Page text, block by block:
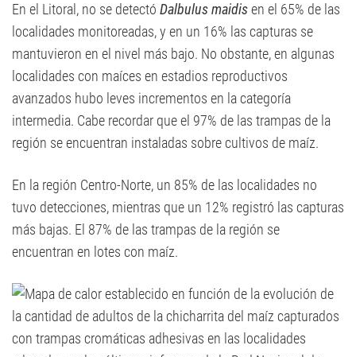
En el Litoral, no se detectó Dalbulus maidisen el 65% de las
localidades monitoreadas, y en un 16% las capturas se
mantuvieron en el nivel más bajo. No obstante, en algunas
localidades con maíces en estadios reproductivos
avanzados hubo leves incrementos en la categoría
intermedia. Cabe recordar que el 97% de las trampas de la
región se encuentran instaladas sobre cultivos de maíz.
En la región Centro-Norte, un 85% de las localidades no
tuvo detecciones, mientras que un 12% registró las capturas
más bajas. El 87% de las trampas de la región se
encuentran en lotes con maíz.